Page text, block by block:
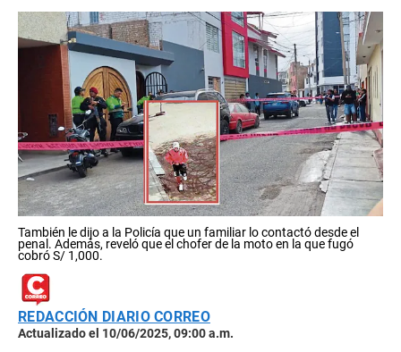
También le dijo a la Policía que un familiar lo contactó desde el
penal. Además, reveló que el chofer de la moto en la que fugó
cobró S/ 1,000.
REDACCIÓN DIARIO CORREO
Actualizado el 10/06/2025, 09:00 a.m.